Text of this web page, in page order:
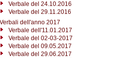
Verbale del 24.10.2016
Verbale del 29.11.2016
Verbali dell'anno 2017
Verbale dell'11.01.2017
Verbale del 02-03-2017
Verbale del 09.05.2017
Verbale del 29.06.2017